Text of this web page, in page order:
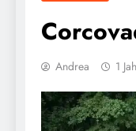
Andrea 1